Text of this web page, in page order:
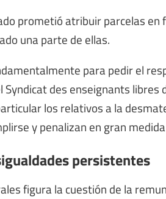
prometió atribuir parcelas
una parte de ellas.
para pedir el
des enseignants libres
los relativos a la
y penalizan en gran
persistentes
figura la cuestión de la